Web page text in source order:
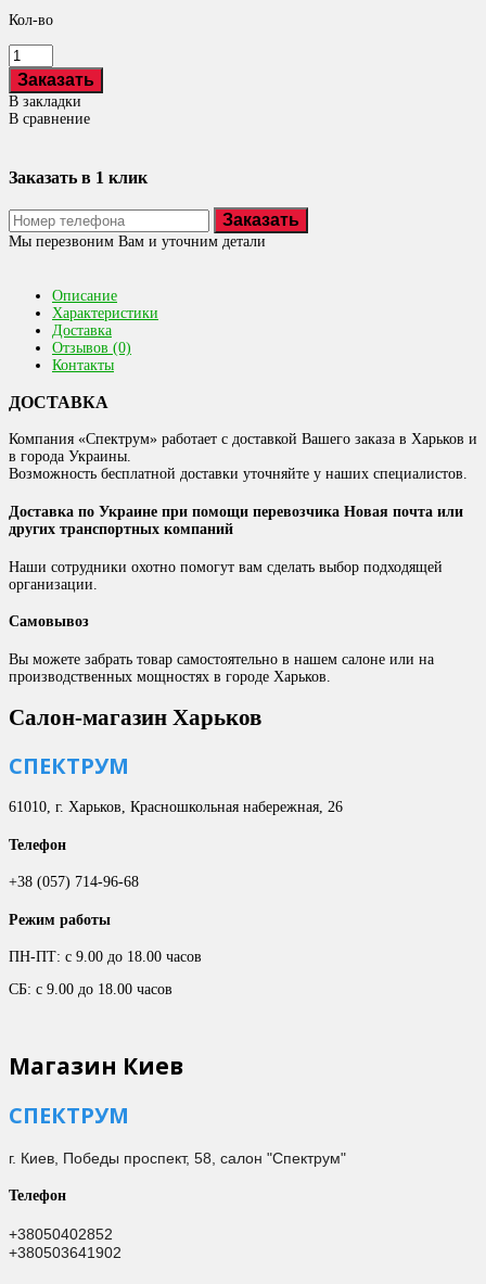
Кол-во
В закладки
В сравнение
Заказать в 1 клик
Заказать
Мы перезвоним Вам и уточним детали
Описание
Характеристики
Доставка
Отзывов (0)
Контакты
ДОСТАВКА
Компания «Спектрум» работает с доставкой Вашего заказа в Харьков и
в города Украины.
Возможность бесплатной доставки уточняйте у наших специалистов.
Доставка по Украине при помощи перевозчика Новая почта или
других транспортных компаний
Наши сотрудники охотно помогут вам сделать выбор подходящей
организации.
Самовывоз
Вы можете забрать товар самостоятельно в нашем салоне или на
производственных мощностях в городе Харьков.
Салон-магазин Харьков
СПЕКТРУМ
61010, г. Харьков, Красношкольная набережная, 26
Телефон
+38 (057) 714-96-68
Режим работы
ПН-ПТ: с 9.00 до 18.00 часов
СБ: с 9.00 до 18.00 часов
Магазин Киев
СПЕКТРУМ
г. Киев, Победы проспект, 58, салон "Спектрум"
Телефон
+38050402852
+380503641902